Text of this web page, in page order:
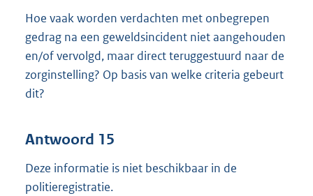
Hoe vaak worden verdachten met onbegrepen
gedrag na een geweldsincident niet aangehouden
en/of vervolgd, maar direct teruggestuurd naar de
zorginstelling? Op basis van welke criteria gebeurt
dit?
Antwoord 15
Deze informatie is niet beschikbaar in de
politieregistratie.